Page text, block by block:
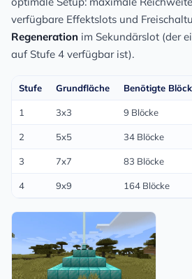
verfügbare Effektslots und
Regeneration im Sekundärslot (der
auf Stufe 4 verfügbar ist).
Stufe Grundfläche Benötigte
1 3x3 9 Blöcke
2 5x5 34 Blöcke
3 7x7 83 Blöcke
4 9x9 164 Blöcke